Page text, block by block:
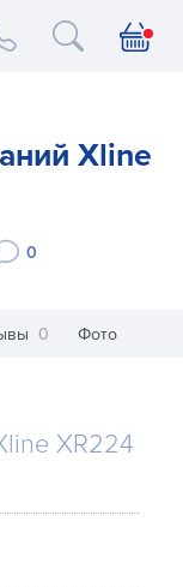
Xline
0
0 Фото
XR224